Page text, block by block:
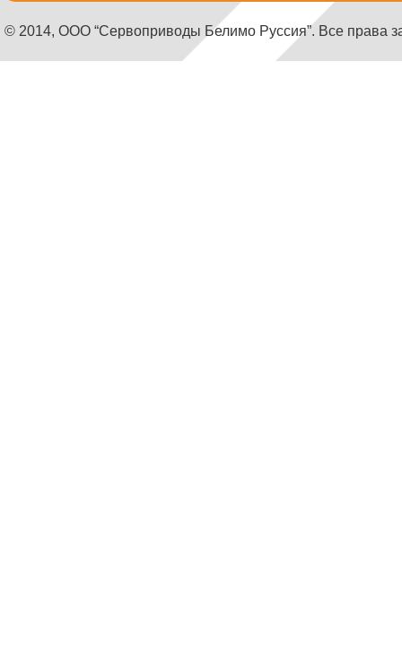
© 2014, ООО “Сервоприводы Белимо Руссия”. Все права